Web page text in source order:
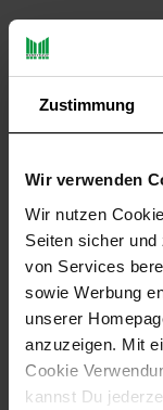
Zustimmung
Wir verwenden
Wir nutzen
Seiten sicher
von Services
sowie Werbung
unserer
anzuzeigen. Mit
Cookie
kannst Du
Payback Punkte
Heißwasser
Hochdruckreiniger
effiziente Lösung
in der Industrie,
Heißwasser
kraftvolle
robuste